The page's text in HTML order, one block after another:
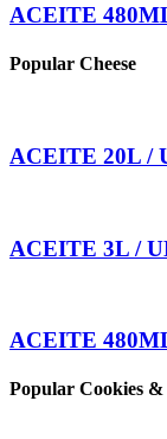
ACEITE
Popular Cheese
ACEITE 20L /
ACEITE 3L /
ACEITE
Popular Cookies